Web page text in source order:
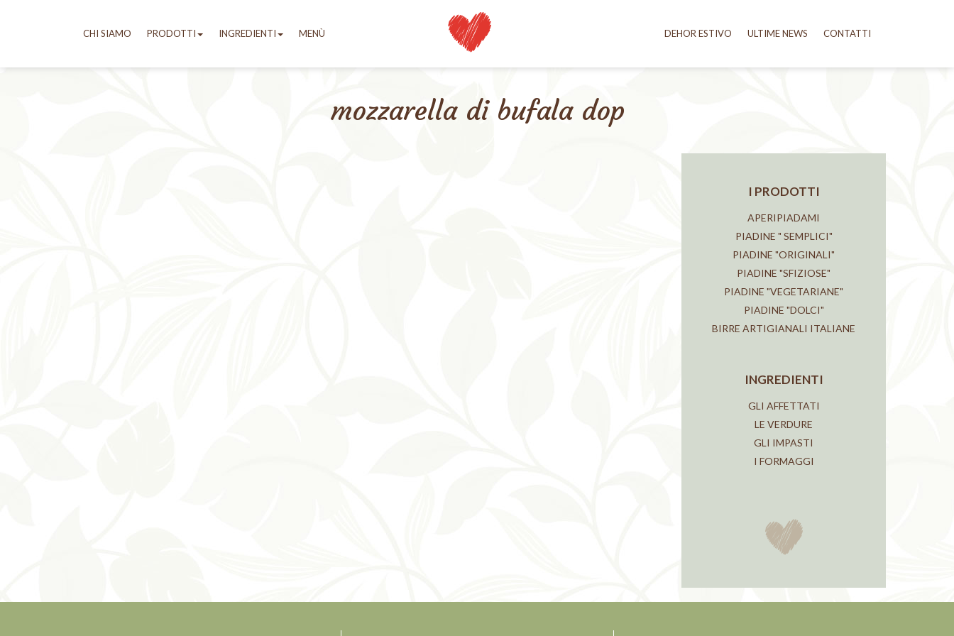
CHI SIAMO PRODOTTI INGREDIENTI CONTATTI
ULTIME NEWS
DEHOR ESTIVO
MENÙ
mozzarella di bufala dop
I PRODOTTI
APERIPIADAMI
PIADINE " SEMPLICI"
PIADINE "ORIGINALI"
PIADINE "SFIZIOSE"
PIADINE "VEGETARIANE"
PIADINE "DOLCI"
BIRRE ARTIGIANALI ITALIANE
INGREDIENTI
GLI AFFETTATI
LE VERDURE
GLI IMPASTI
I FORMAGGI